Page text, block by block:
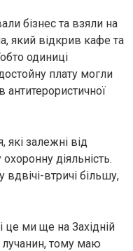
бізнес та взяли на
який відкрив кафе та
одиниці
плату могли
антитерористичної
залежні від
діяльність.
втричі більшу,
це ми ще на Західній
лучанин, тому маю